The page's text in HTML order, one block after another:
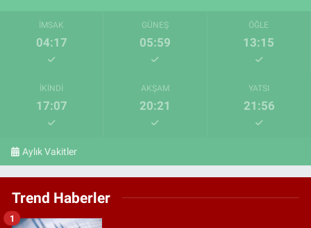
İMSAK
04:17
GÜNEŞ
05:59
ÖĞLE
13:15
İKINDI
17:07
AKŞAM
20:21
YATSI
21:56
Aylık Vakitler
Trend Haberler
1